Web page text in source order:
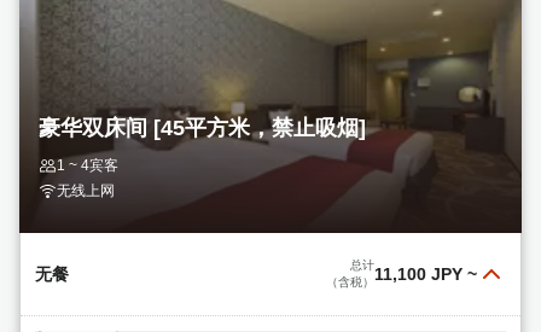
不可退款套餐将是您的理想之选。所有客房面积均
超过42平方米。提供包含80多种菜肴的自助早餐。
阅读更多
12,800 JPY 选择
【标准套餐】单人入住 - 42平方米以上宽敞客房 -
80多种自助早餐
阅读更多
（含税）
15,000 JPY
豪华双床间 [45平方米，禁止吸烟]
1 ~ 4宾客
无线上网
无餐
总计
（含税） 11,100 JPY ~